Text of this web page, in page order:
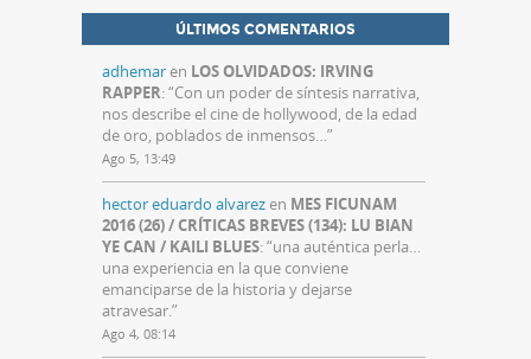
ÚLTIMOS COMENTARIOS
adhemaren LOS OLVIDADOS: IRVING
RAPPER: “Con un poder de síntesis narrativa,
nos describe el cine de hollywood, de la edad
de oro, poblados de inmensos…”
Ago 5, 13:49
hector eduardo alvarezen MES FICUNAM
2016 (26) / CRÍTICAS BREVES (134): LU BIAN
YE CAN / KAILI BLUES: “una auténtica perla…
una experiencia en la que conviene
emanciparse de la historia y dejarse
atravesar.”
Ago 4, 08:14